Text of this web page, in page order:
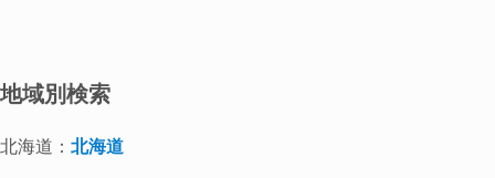
地域別検索
北海道：北海道